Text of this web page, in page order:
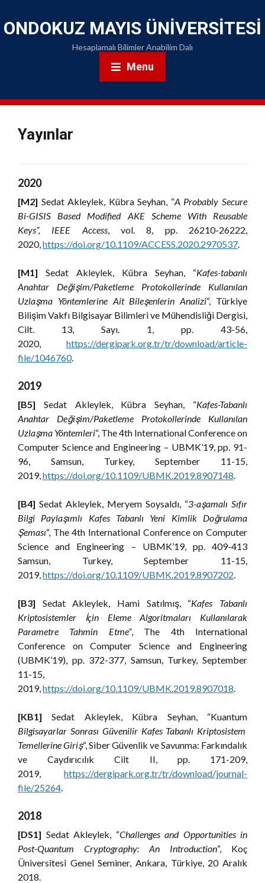
ONDOKUZ MAYIS ÜNIVERSITESI
Hesaplamalı Bilimler Anabilim Dalı
Menu
Yayınlar
2020
[M2] Sedat Akleylek, Kübra Seyhan, “A Probably Secure
Bi-GISIS Based Modified AKE Scheme With Reusable
Keys”,
IEEE Access, vol. 8, pp. 26210-26222,
2020,https://doi.org/10.1109/ACCESS.2020.2970537.
[M1] Sedat Akleylek, Kübra Seyhan, “Kafes-tabanlı
Anahtar Değişim/Paketleme Protokollerinde Kullanılan
Uzlaşma Yöntemlerine Ait Bileşenlerin Analizi“, Türkiye
Bilişim Vakfı Bilgisayar Bilimleri ve Mühendisliği Dergisi,
Cilt. 13, Sayı. 1, pp. 43-56,
2020, https://dergipark.org.tr/tr/download/article-
file/1046760.
2019
[B5] Sedat Akleylek, Kübra Seyhan, “Kafes-Tabanlı
Anahtar Değişim/Paketleme Protokollerinde Kullanılan
Uzlaşma Yöntemleri“, The 4th International Conference on
Computer Science and Engineering – UBMK’19, pp. 91-
96, Samsun, Turkey, September 11-15,
2019,https://doi.org/10.1109/UBMK.2019.8907148.
[B4] Sedat Akleylek, Meryem Soysaldı, “3-aşamalı Sıfır
Bilgi Paylaşımlı Kafes Tabanlı Yeni Kimlik Doğrulama
Şeması“, The 4th International Conference on Computer
Science and Engineering – UBMK’19, pp. 409-413
Samsun, Turkey, September 11-15,
2019,https://doi.org/10.1109/UBMK.2019.8907202.
[B3] Sedat Akleylek, Hami Satılmış, “Kafes Tabanlı
Kriptosistemler İçin Eleme Algoritmaları Kullanılarak
Parametre Tahmin Etme”, The 4th International
Conference on Computer Science and Engineering
(UBMK’19), pp. 372-377, Samsun, Turkey, September
11-15,
2019,https://doi.org/10.1109/UBMK.2019.8907018.
[KB1]Sedat Akleylek, Kübra Seyhan, “Kuantum
Bilgisayarlar Sonrası Güvenilir Kafes Tabanlı Kriptosistem
Temellerine Giriş“, Siber Güvenlik ve Savunma: Farkındalık
ve Caydırıcılık Cilt II, pp. 171-209,
2019, https://dergipark.org.tr/tr/download/journal-
file/25264.
2018
[DS1] Sedat Akleylek, “Challenges and Opportunities in
Post-Quantum Cryptography: An Introduction“, Koç
Üniversitesi Genel Seminer, Ankara, Türkiye, 20 Aralık
2018.